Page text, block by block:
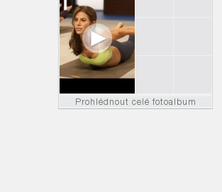
Prohlédnout celé fotoalbum